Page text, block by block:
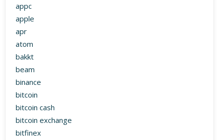
appc
apple
apr
atom
bakkt
beam
binance
bitcoin
bitcoin cash
bitcoin exchange
bitfinex